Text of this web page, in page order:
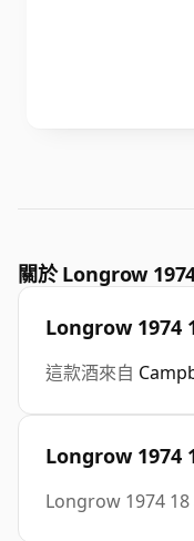
關於 Longrow
Longrow 1974
這款酒來自
Longrow 1974
Longrow 1974 18